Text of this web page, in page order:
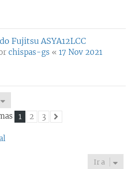
Fujitsu ASYA12LCC
chispas-gs « 17 Nov 2021
1 2
3
Siguiente
Ir a